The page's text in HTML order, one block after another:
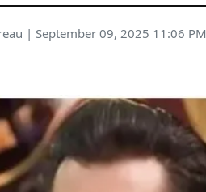
| September 09, 2025 11:06 PM